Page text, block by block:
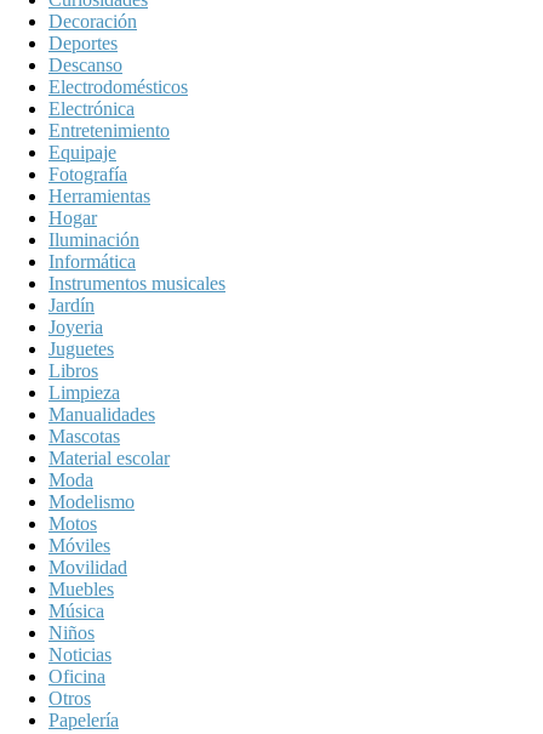
Decoración
Deportes
Descanso
Electrodomésticos
Electrónica
Entretenimiento
Equipaje
Fotografía
Herramientas
Hogar
Iluminación
Informática
Instrumentos musicales
Jardín
Joyeria
Juguetes
Libros
Limpieza
Manualidades
Mascotas
Material escolar
Moda
Modelismo
Motos
Móviles
Movilidad
Muebles
Música
Niños
Noticias
Oficina
Otros
Papelería